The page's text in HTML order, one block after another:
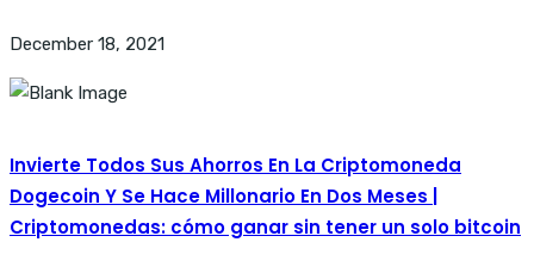
December 18, 2021
Invierte Todos Sus Ahorros En La Criptomoneda
Dogecoin Y Se Hace Millonario En Dos Meses |
Criptomonedas: cómo ganar sin tener un solo bitcoin